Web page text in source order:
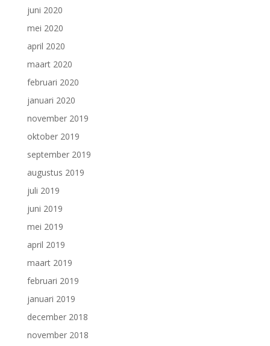
juni 2020
mei 2020
april 2020
maart 2020
februari 2020
januari 2020
november 2019
oktober 2019
september 2019
augustus 2019
juli 2019
juni 2019
mei 2019
april 2019
maart 2019
februari 2019
januari 2019
december 2018
november 2018